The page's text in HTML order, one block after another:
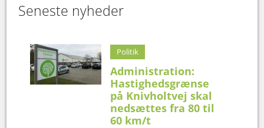
Seneste nyheder
Politik
Administration:
Hastighedsgrænse
på Knivholtvej skal
nedsættes fra 80 til
60 km/t